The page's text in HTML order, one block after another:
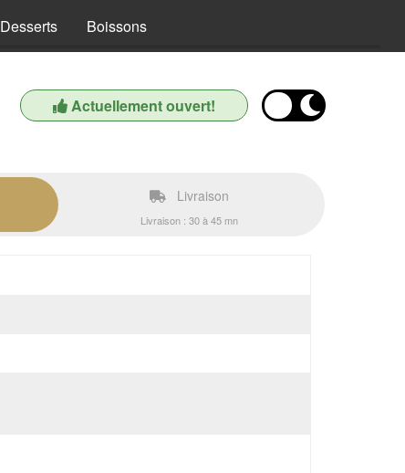
Desserts Boissons
Actuellement ouvert!
Livraison
Livraison : 30 à 45 mn